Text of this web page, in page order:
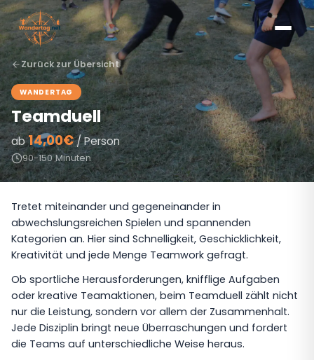
Zurück zur Übersicht
WANDERTAG
Teamduell
ab14,00€/ Person
90-150 Minuten
Tretet miteinander und gegeneinander in
abwechslungsreichen Spielen und spannenden
Kategorien an. Hier sind Schnelligkeit, Geschicklichkeit,
Kreativität und jede Menge Teamwork gefragt.
Ob sportliche Herausforderungen, knifflige Aufgaben
oder kreative Teamaktionen, beim Teamduell zählt nicht
nur die Leistung, sondern vor allem der Zusammenhalt.
Jede Disziplin bringt neue Überraschungen und fordert
die Teams auf unterschiedliche Weise heraus.